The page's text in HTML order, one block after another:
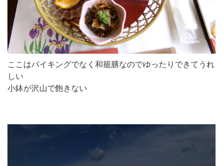
ここはバイキングでなく和籠膳なのでゆったりできてうれ
しい
小鉢が沢山で飽きない